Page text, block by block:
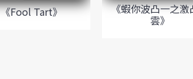
《Fool Tart》 《蝦你波凸一之激
雲》